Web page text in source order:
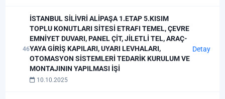
46
İSTANBUL SİLİVRİ ALİPAŞA 1.ETAP 5.KISIM
TOPLU KONUTLARI SİTESİ ETRAFI TEMEL, ÇEVRE
EMNİYET DUVARI, PANEL ÇİT, JİLETLİ TEL, ARAÇ-
YAYA GİRİŞ KAPILARI, UYARI LEVHALARI,
OTOMASYON SİSTEMLERİ TEDARİK KURULUM VE
MONTAJININ YAPILMASI İŞİ
10.10.2025
Detay